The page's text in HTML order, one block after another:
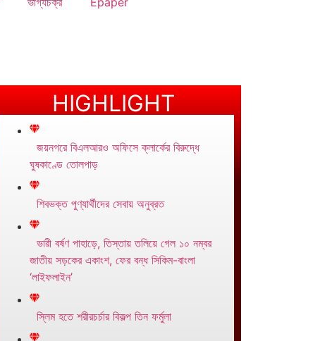
HIGHLIGHT
জয়নগরে বিএলআরও অফিসে ক্লার্কের বিরুদ্ধে
ঘুষকাণ্ডে তোলপাড়
শিবভক্ত পুণ্যার্থীদের সেবায় অনুব্রত
ভারী বর্ষণ পাহাড়ে, তিস্তায় তলিয়ে গেল ১০ নম্বর
জাতীয় সড়কের একাংশ, ফের বন্ধ সিকিম-বাংলা
‘লাইফলাইন’
স্লিম হতে শরীরচর্চার বিকল্প তিন ফর্মুলা